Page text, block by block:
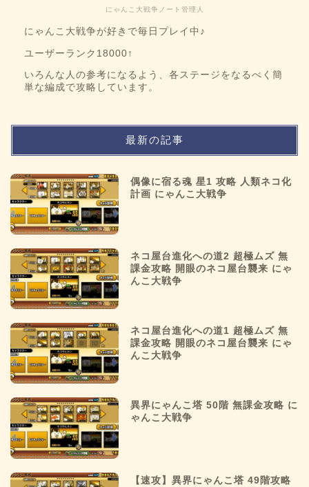
にゃんこ大戦争ノート管理人
にゃんこ大戦争が好きで毎日プレイ中♪
ユーザーランク18000↑
いろんな人の参考になるよう、各ステージをなるべく簡
単な編成で攻略しています。
最新の記事
偶像に宿る魂 星1 攻略 人類ネコ化
計画 にゃんこ大戦争
ネコ屋台進化への道2 超極ムズ 無
課金攻略 開眼のネコ屋台襲来 にゃ
んこ大戦争
ネコ屋台進化への道1 超極ムズ 無
課金攻略 開眼のネコ屋台襲来 にゃ
んこ大戦争
異界にゃんこ塔 50階 無課金攻略 に
ゃんこ大戦争
【速攻】異界にゃんこ塔 49階攻略